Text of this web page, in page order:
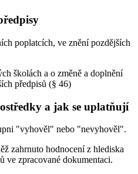
poplatcích, ve znění pozdějších
školách a o změně a doplnění
předpisů (§ 46)
a jak se uplatňují
"vyhověl" nebo "nevyhověl".
zahrnuto hodnocení z hlediska
ve zpracované dokumentaci.